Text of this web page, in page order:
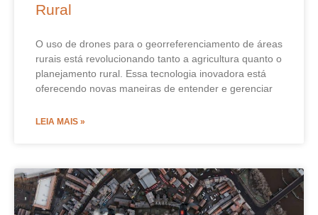
Rural
O uso de drones para o georreferenciamento de áreas
rurais está revolucionando tanto a agricultura quanto o
planejamento rural. Essa tecnologia inovadora está
oferecendo novas maneiras de entender e gerenciar
LEIA MAIS »